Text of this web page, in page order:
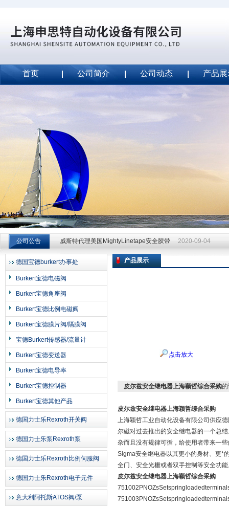
上海申思特自动化设备有限公司
首页 公司简介 公司动态 产品
公司公告
威斯特代理美国MightyLinetape安全胶带 2020-09-04
威斯特代理美国MightyLinetape安全胶带 2020-09-04
威斯特代理美国MightyLinetape安全胶带
德国宝德burkert办事处
Burkert宝德电磁阀
Burkert宝德角座阀
Burkert宝德比例电磁阀
Burkert宝德膜片阀/隔膜阀
宝德Burkert传感器/流量计
Burkert宝德变送器
Burkert宝德电导率
Burkert宝德控制器
Burkert宝德其他产品
德国力士乐Rexroth开关阀
德国力士乐泵Rexroth泵
德国力士乐Rexroth比例伺服阀
德国力士乐Rexroth电子元件
意大利阿托斯ATOS阀/泵
产品展示
点击放大
皮尔兹安全继电器上海颖哲综合采购
皮尔兹安全继电器上海颖哲综合采购
上海颖哲工业自动化设备有限公司供应
尔磁对过去推出的安全继电器的一个总
杂而且没有规律可循，给使用者带来一
Sigma安全继电器以其更小的身材、更*
全门、安全光栅或者双手控制等安全功
皮尔兹安全继电器上海颖哲综合采购